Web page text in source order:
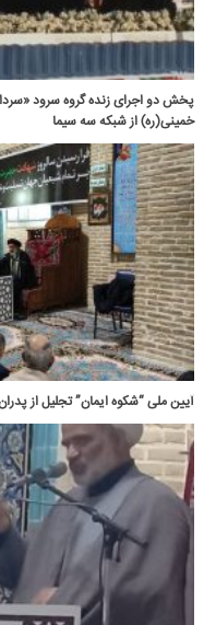
پخش دو اجرای زنده گروه سرود
خمینی(ره) از شبکه سه سیما
آیین ملی “شکوه ایمان” تجلیل از